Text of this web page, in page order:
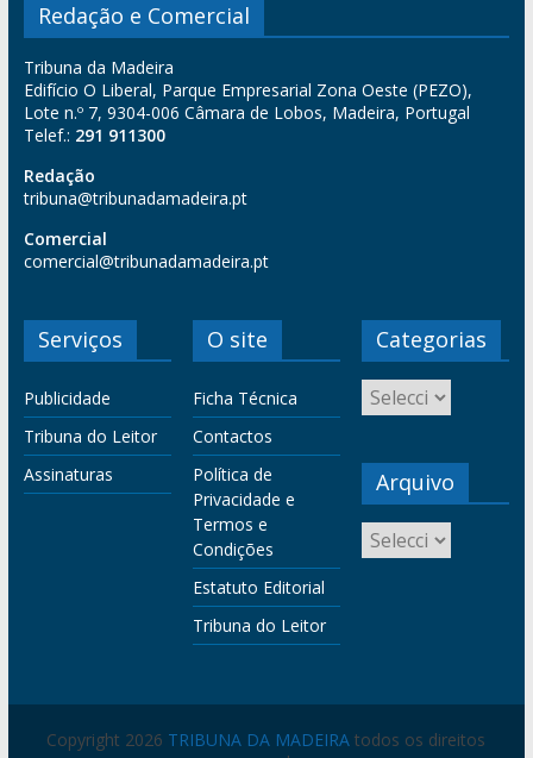
Redação e Comercial
Tribuna da Madeira
Edifício O Liberal, Parque Empresarial Zona Oeste (PEZO),
Lote n.º 7, 9304-006 Câmara de Lobos, Madeira, Portugal
Telef.: 291 911300
Redação
tribuna@tribunadamadeira.pt
Comercial
comercial@tribunadamadeira.pt
Serviços
Publicidade
Tribuna do Leitor
Assinaturas
O site
Ficha Técnica
Contactos
Política de
Privacidade e
Termos e
Condições
Estatuto Editorial
Tribuna do Leitor
Categorias
Arquivo
Copyright 2026 TRIBUNA DA MADEIRA todos os direitos